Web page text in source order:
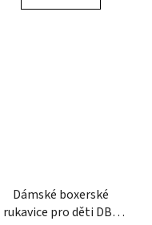
Dámské boxerské
rukavice pro děti DBX